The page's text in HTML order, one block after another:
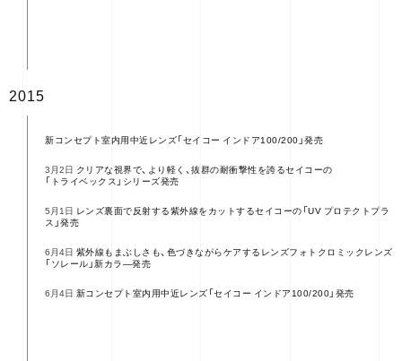
2015
新コンセプト室内用中近レンズ「セイコー インドア100/200」発売
3月2日 クリアな視界で、より軽く、抜群の耐衝撃性を誇るセイコーの
「トライベックス」シリーズ発売
5月1日 レンズ裏面で反射する紫外線をカットするセイコーの「UV プロテクトプラ
ス」発売
6月4日 紫外線もまぶしさも、色づきながらケアするレンズフォトクロミックレンズ
「ソレール」新カラ―発売
6月4日 新コンセプト室内用中近レンズ「セイコー インドア100/200」発売